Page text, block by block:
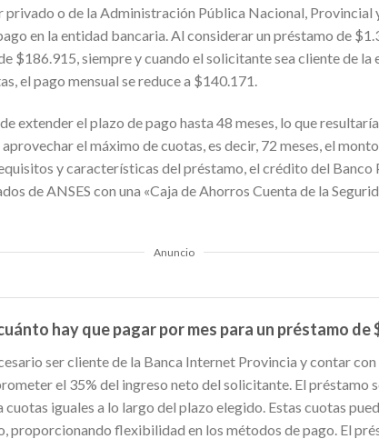
o de la Administración Pública Nacional, Provincial
en la entidad bancaria. Al considerar un préstamo de
$186.915, siempre y cuando el solicitante sea cliente de
el pago mensual se reduce a $140.171.
extender el plazo de pago hasta 48 meses, lo que
el máximo de cuotas, es decir, 72 meses, el
y características del préstamo, el crédito del
de ANSES con una «Caja de Ahorros Cuenta de la
Anuncio
hay que pagar por mes para un préstamo de
ser cliente de la Banca Internet Provincia y contar
el 35% del ingreso neto del solicitante. El préstamo
iguales a lo largo del plazo elegido. Estas cuotas
proporcionando flexibilidad en los métodos de pago. El